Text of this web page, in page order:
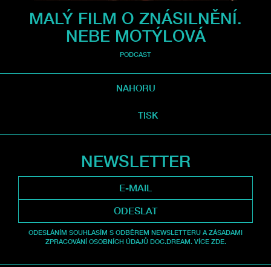
MALÝ FILM O ZNÁSILNĚNÍ.
NEBE MOTÝLOVÁ
PODCAST
NAHORU
TISK
NEWSLETTER
ODESLAT
ODESLÁNÍM SOUHLASÍM S ODBĚREM NEWSLETTERU A ZÁSADAMI
ZPRACOVÁNÍ OSOBNÍCH ÚDAJŮ DOC.DREAM. VÍCE ZDE.